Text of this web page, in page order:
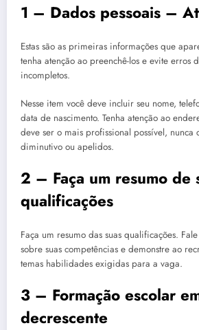
1 – Dados pessoais –
Estas são as primeiras informações que
tenha atenção ao preenchê-los e evite erros
incompletos.
Nesse item você deve incluir seu nome,
data de nascimento. Tenha atenção ao
deve ser o mais profissional possível, nunca
diminutivo ou apelidos.
2 – Faça um resumo de
qualificações
Faça um resumo das suas qualificações.
sobre suas competências e demonstre ao
temas habilidades exigidas para a vaga.
3 – Formação escolar
decrescente